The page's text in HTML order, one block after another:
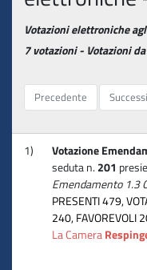
Votazioni elettroniche
7 votazioni - Votazioni
Precedente
1) Votazione
seduta n. 201
Emendamento 1.3
PRESENTI 479,
240, FAVOREVOLI
La Camera